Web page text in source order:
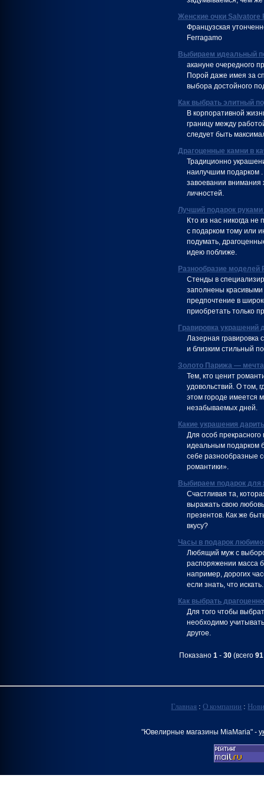
Женские очки Salvatore
Французская
Ferragamo
Выбираем идеальный
акануне очередного
Порой даже имея за
выбора достойного
Как выбрать элитный
В корпоративной
границу между
следует быть
Драгоценные камни в
Традиционно
наилучшим подарком .
завоевании
личностей.
Лучший подарок
Кто из нас никогда
с подарком тому или
подумать,
идею поближе.
Разнообразие моделей
Стенды в
заполнены красивыми
предпочтение в
приобретать только
Гравировка украшений
Лазерная гравировка
и близким стильный
Золото Парижа —
Тем, кто ценит
удовольствий. О том,
этом городе имеется
незабываемых дней.
Какие украшения
Для особ
идеальным подарком
себе разнообразные
романтики».
Выбираем подарок для
Счастливая та,
выражать свою
презентов. Как же
вкусу?
Часы в подарок
Любящий муж с
распоряжении масса
например, дорогих
если знать, что искать.
Как выбрать
Для того чтобы
необходимо
другое.
Показано 1 - 30 (всего 91
Главная :О компании :
"Ювелирные магазины MiaMaria" -